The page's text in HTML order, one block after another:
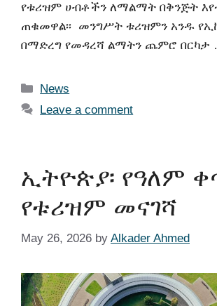
የቱሪዝም ሀብቶችን ለማልማት በቅንጅት
ጠቁመዋል፡፡ መንግሥት ቱሪዝምን አንዱ
በማድረግ የመዳረሻ ልማትን ጨምሮ በርካታ
News
Leave a comment
ኢትዮጵያ፡ የዓለም
የቱሪዝም መናገሻ
May 26, 2026 by Alkader Ahmed